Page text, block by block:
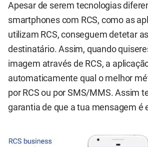
Apesar de serem tecnologias
smartphones com RCS, como as
utilizam RCS, conseguem detetar
destinatário. Assim, quando
imagem através de RCS, a
automaticamente qual o melhor
por RCS ou por SMS/MMS. Assim
garantia de que a tua mensagem é